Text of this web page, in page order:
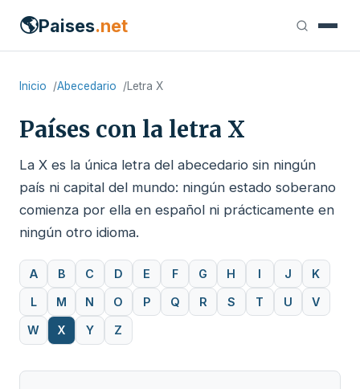
🌎Paises.net
Inicio Abecedario Letra X
Países con la letra X
La X es la única letra del abecedario sin ningún
país ni capital del mundo: ningún estado soberano
comienza por ella en español ni prácticamente en
ningún otro idioma.
A B C D E F G H I J K
L M N O P Q R S T U V
W X Y Z